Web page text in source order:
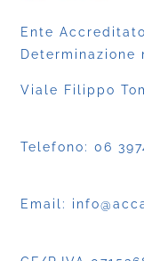
Ente
Determinazione
Viale Filippo
Telefono: 06
Email: